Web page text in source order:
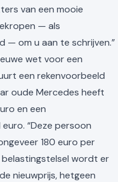
van een mooie
— als
— om u aan te schrijven.”
wet voor een
een rekenvoorbeeld
oude Mercedes heeft
en een
“Deze persoon
180 euro per
belastingstelsel wordt er
nieuwprijs, hetgeen